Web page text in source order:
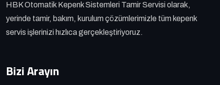
HBK Otomatik Kepenk Sistemleri Tamir Servisi olarak,
yerinde tamir, bakım, kurulum çözümlerimizle tüm kepenk
servis işlerinizi hızlıca gerçekleştiriyoruz.
Bizi Arayın